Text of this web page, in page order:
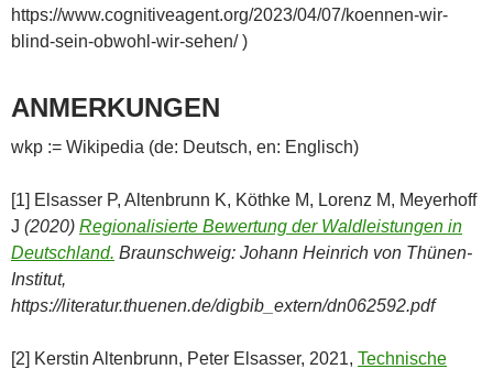
https://www.cognitiveagent.org/2023/04/07/koennen-wir-
blind-sein-obwohl-wir-sehen/ )
ANMERKUNGEN
wkp := Wikipedia (de: Deutsch, en: Englisch)
[1] Elsasser P, Altenbrunn K, Köthke M, Lorenz M, Meyerhoff
J (2020) Regionalisierte Bewertung der Waldleistungen in
Deutschland. Braunschweig: Johann Heinrich von Thünen-
Institut,
https://literatur.thuenen.de/digbib_extern/dn062592.pdf
[2] Kerstin Altenbrunn, Peter Elsasser, 2021, Technische